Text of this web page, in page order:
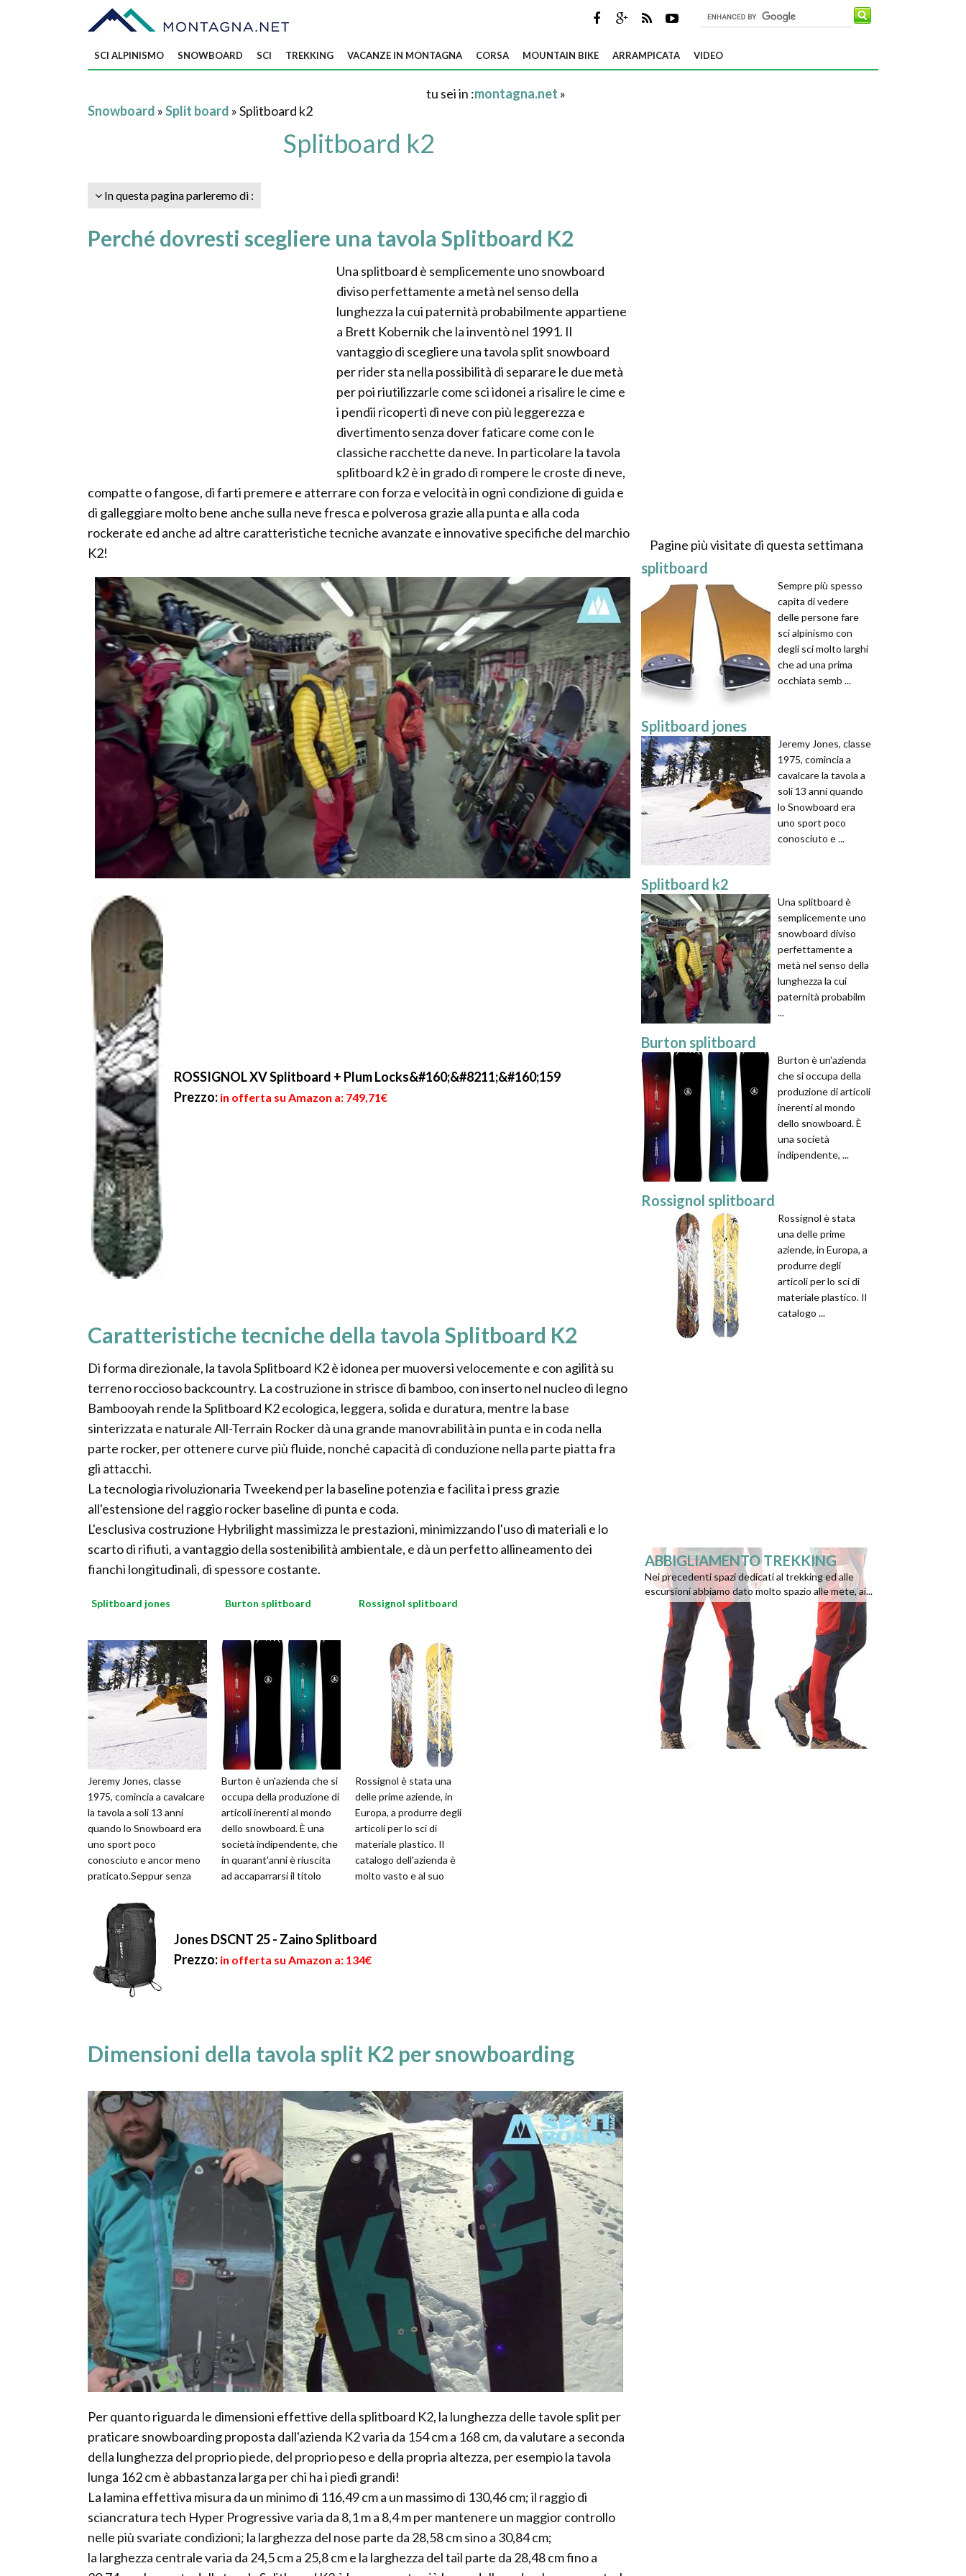
SCI ALPINISMO SNOWBOARD SCI TREKKING VACANZE IN MONTAGNA CORSA MOUNTAIN BIKE ARRAMPICATA VIDEO
tu sei in :montagna.net »
Snowboard »Split board » Splitboard k2
Splitboard k2
In questa pagina parleremo di :
Perché dovresti scegliere una tavola Splitboard K2
Una splitboard è semplicemente uno snowboard
diviso perfettamente a metà nel senso della
lunghezza la cui paternità probabilmente appartiene
a Brett Kobernik che la inventò nel 1991. Il
vantaggio di scegliere una tavola split snowboard
per rider sta nella possibilità di separare le due metà
per poi riutilizzarle come sci idonei a risalire le cime e
i pendii ricoperti di neve con più leggerezza e
divertimento senza dover faticare come con le
classiche racchette da neve. In particolare la tavola
splitboard k2 è in grado di rompere le croste di neve,
compatte o fangose, di farti premere e atterrare con forza e velocità in ogni condizione di guida e
di galleggiare molto bene anche sulla neve fresca e polverosa grazie alla punta e alla coda
rockerate ed anche ad altre caratteristiche tecniche avanzate e innovative specifiche del marchio
K2!
ROSSIGNOL XV Splitboard + Plum Locks&#160;&#8211;&#160;159
Prezzo: in offerta su Amazon a: 749,71€
Caratteristiche tecniche della tavola Splitboard K2
Di forma direzionale, la tavola Splitboard K2 è idonea per muoversi velocemente e con agilità su
terreno roccioso backcountry. La costruzione in strisce di bamboo, con inserto nel nucleo di legno
Bambooyah rende la Splitboard K2 ecologica, leggera, solida e duratura, mentre la base
sinterizzata e naturale All-Terrain Rocker dà una grande manovrabilità in punta e in coda nella
parte rocker, per ottenere curve più fluide, nonché capacità di conduzione nella parte piatta fra
gli attacchi.
La tecnologia rivoluzionaria Tweekend per la baseline potenzia e facilita i press grazie
all'estensione del raggio rocker baseline di punta e coda.
L'esclusiva costruzione Hybrilight massimizza le prestazioni, minimizzando l'uso di materiali e lo
scarto di rifiuti, a vantaggio della sostenibilità ambientale, e dà un perfetto allineamento dei
fianchi longitudinali, di spessore costante.
Splitboard jones
Jeremy Jones, classe
1975, comincia a cavalcare
la tavola a soli 13 anni
quando lo Snowboard era
uno sport poco
conosciuto e ancor meno
praticato.Seppur senza
riesce a passare...
Burton splitboard
Burton è un'azienda che si
occupa della produzione di
articoli inerenti al mondo
dello snowboard. È una
società indipendente, che
in quarant'anni è riuscita
ad accaparrarsi il titolo
Rossignol splitboard
Rossignol è stata una
delle prime aziende, in
Europa, a produrre degli
articoli per lo sci di
materiale plastico. Il
catalogo dell'azienda è
molto vasto e al suo
Jones DSCNT 25 - Zaino Splitboard
Prezzo: in offerta su Amazon a: 134€
Dimensioni della tavola split K2 per snowboarding
Per quanto riguarda le dimensioni effettive della splitboard K2, la lunghezza delle tavole split per
praticare snowboarding proposta dall'azienda K2 varia da 154 cm a 168 cm, da valutare a seconda
della lunghezza del proprio piede, del proprio peso e della propria altezza, per esempio la tavola
lunga 162 cm è abbastanza larga per chi ha i piedi grandi!
La lamina effettiva misura da un minimo di 116,49 cm a un massimo di 130,46 cm; il raggio di
sciancratura tech Hyper Progressive varia da 8,1 m a 8,4 m per mantenere un maggior controllo
nelle più svariate condizioni; la larghezza del nose parte da 28,58 cm sino a 30,84 cm;
la larghezza centrale varia da 24,5 cm a 25,8 cm e la larghezza del tail parte da 28,48 cm fino a
Pagine più visitate di questa settimana
splitboard
Sempre più spesso
capita di vedere
delle persone fare
sci alpinismo con
degli sci molto larghi
che ad una prima
occhiata semb ...
Splitboard jones
Jeremy Jones, classe
1975, comincia a
cavalcare la tavola a
soli 13 anni quando
lo Snowboard era
uno sport poco
conosciuto e ...
Splitboard k2
Una splitboard è
semplicemente uno
snowboard diviso
perfettamente a
metà nel senso della
lunghezza la cui
paternità probabilm
...
Burton splitboard
Burton è un'azienda
che si occupa della
produzione di articoli
inerenti al mondo
dello snowboard. È
una società
indipendente, ...
Rossignol splitboard
Rossignol è stata
una delle prime
aziende, in Europa, a
produrre degli
articoli per lo sci di
materiale plastico. Il
catalogo ...
ABBIGLIAMENTO TREKKING
Nei precedenti spazi dedicati al trekking ed alle
escursioni abbiamo dato molto spazio alle mete, ai...